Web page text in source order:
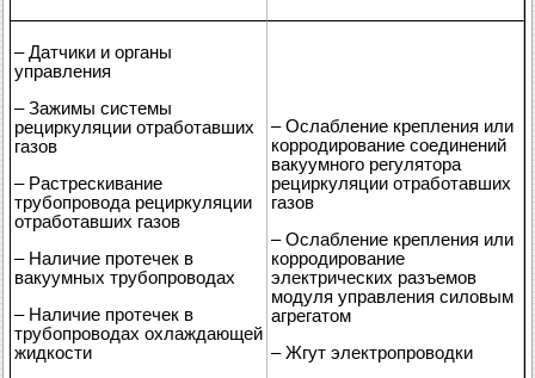
– Датчики и органы
управления
– Зажимы системы
рециркуляции отработавших
газов
– Растрескивание
трубопровода рециркуляции
отработавших газов
– Наличие протечек в
вакуумных трубопроводах
– Наличие протечек в
трубопроводах охлаждающей
жидкости
– Ослабление крепления или
корродирование соединений
вакуумного регулятора
рециркуляции отработавших
газов
– Ослабление крепления или
корродирование
электрических разъемов
модуля управления силовым
агрегатом
– Жгут электропроводки